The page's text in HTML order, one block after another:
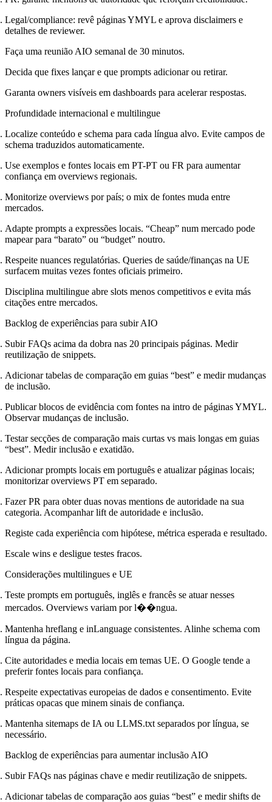
Legal/compliance: revê páginas YMYL e aprova disclaimers e
detalhes de reviewer.
Faça uma reunião AIO semanal de 30 minutos.
Decida que fixes lançar e que prompts adicionar ou retirar.
Garanta owners visíveis em dashboards para acelerar respostas.
Profundidade internacional e multilingue
Localize conteúdo e schema para cada língua alvo. Evite campos de
schema traduzidos automaticamente.
Use exemplos e fontes locais em PT-PT ou FR para aumentar
confiança em overviews regionais.
Monitorize overviews por país; o mix de fontes muda entre
mercados.
Adapte prompts a expressões locais. “Cheap” num mercado pode
mapear para “barato” ou “budget” noutro.
Respeite nuances regulatórias. Queries de saúde/finanças na UE
surfacem muitas vezes fontes oficiais primeiro.
Disciplina multilingue abre slots menos competitivos e evita más
citações entre mercados.
Backlog de experiências para subir AIO
Subir FAQs acima da dobra nas 20 principais páginas. Medir
reutilização de snippets.
Adicionar tabelas de comparação em guias “best” e medir mudanças
de inclusão.
Publicar blocos de evidência com fontes na intro de páginas YMYL.
Observar mudanças de inclusão.
Testar secções de comparação mais curtas vs mais longas em guias
“best”. Medir inclusão e exatidão.
Adicionar prompts locais em português e atualizar páginas locais;
monitorizar overviews PT em separado.
Fazer PR para obter duas novas mentions de autoridade na sua
categoria. Acompanhar lift de autoridade e inclusão.
Registe cada experiência com hipótese, métrica esperada e resultado.
Escale wins e desligue testes fracos.
Considerações multilingues e UE
Teste prompts em português, inglês e francês se atuar nesses
mercados. Overviews variam por l��ngua.
Mantenha hreflang e inLanguage consistentes. Alinhe schema com
língua da página.
Cite autoridades e media locais em temas UE. O Google tende a
preferir fontes locais para confiança.
Respeite expectativas europeias de dados e consentimento. Evite
práticas opacas que minem sinais de confiança.
Mantenha sitemaps de IA ou LLMS.txt separados por língua, se
necessário.
Backlog de experiências para aumentar inclusão AIO
Subir FAQs nas páginas chave e medir reutilização de snippets.
Adicionar tabelas de comparação aos guias “best” e medir shifts de